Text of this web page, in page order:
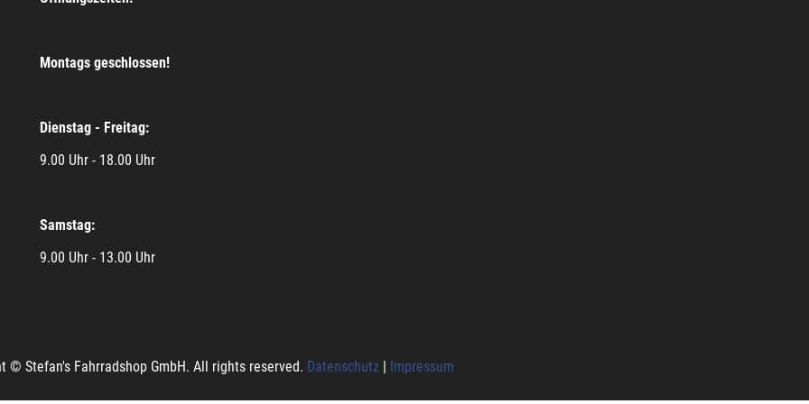
Montags geschlossen!
Dienstag - Freitag:
9.00 Uhr - 18.00 Uhr
Samstag:
9.00 Uhr - 13.00 Uhr
© Stefan's Fahrradshop GmbH. All rights reserved. Datenschutz | Impressum